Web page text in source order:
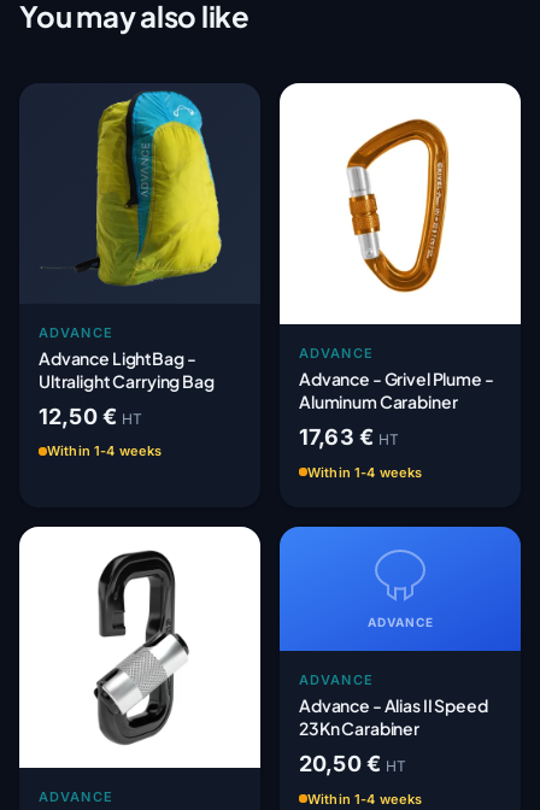
You may also like
ADVANCE
Advance LightBag -
Ultralight Carrying Bag
12,50 € HT
Within 1-4 weeks
ADVANCE
Advance - Grivel Plume -
Aluminum Carabiner
17,63 € HT
Within 1-4 weeks
ADVANCE
ADVANCE
ADVANCE
Advance - Alias II Speed
23Kn Carabiner
20,50 € HT
Within 1-4 weeks